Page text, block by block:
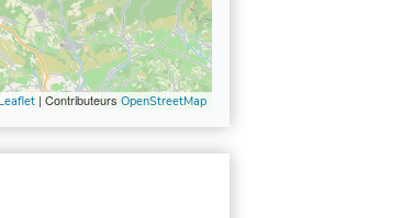
Leaflet | Contributeurs OpenStreetMap